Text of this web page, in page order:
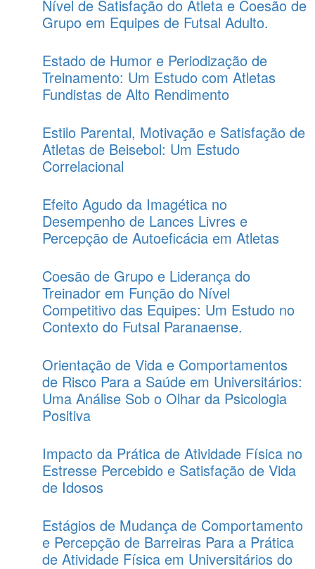
Nível de Satisfação do Atleta e Coesão de
Grupo em Equipes de Futsal Adulto.
Estado de Humor e Periodização de
Treinamento: Um Estudo com Atletas
Fundistas de Alto Rendimento
Estilo Parental, Motivação e Satisfação de
Atletas de Beisebol: Um Estudo
Correlacional
Efeito Agudo da Imagética no
Desempenho de Lances Livres e
Percepção de Autoeficácia em Atletas
Coesão de Grupo e Liderança do
Treinador em Função do Nível
Competitivo das Equipes: Um Estudo no
Contexto do Futsal Paranaense.
Orientação de Vida e Comportamentos
de Risco Para a Saúde em Universitários:
Uma Análise Sob o Olhar da Psicologia
Positiva
Impacto da Prática de Atividade Física no
Estresse Percebido e Satisfação de Vida
de Idosos
Estágios de Mudança de Comportamento
e Percepção de Barreiras Para a Prática
de Atividade Física em Universitários do